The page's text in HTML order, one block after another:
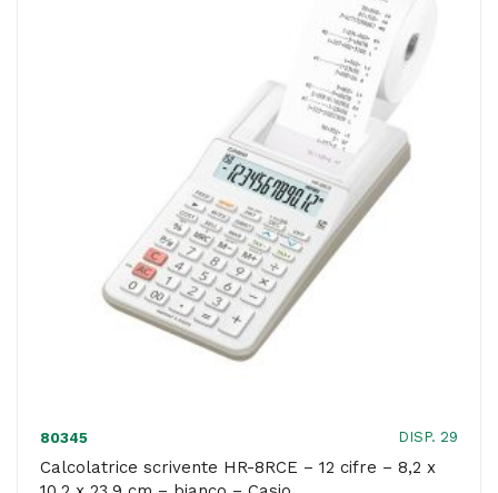
cifre
5,8
x
16,5
x
24,2
cm
-
Casio
80345 DISP. 29
Calcolatrice scrivente HR-8RCE – 12 cifre – 8,2 x